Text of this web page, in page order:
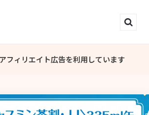
フィリエイト広告を利用しています